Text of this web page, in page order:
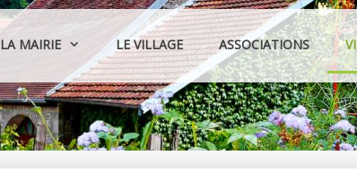
LA MAIRIE LE VILLAGE ASSOCIATIONS